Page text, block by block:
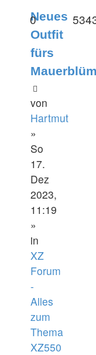
Neues
Outfit
fürs
von
Hartmut
»
So
17.
Dez
2023,
11:19
»
in
XZ
Forum
-
Alles
zum
Thema
XZ550
0